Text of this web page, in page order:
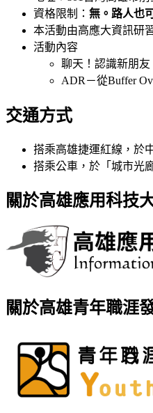
資格限制： 無。路人也
本活動由高應大資訊研
活動內容
聊天！認識新朋
ADR－從Buffer
交通方式
搭乘高雄捷運紅線，於
搭乘公車，於「城市光
關於高雄應用科技
關於高雄青年職涯